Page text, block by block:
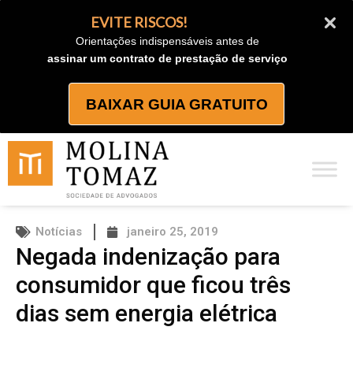
EVITE RISCOS!
Orientações indispensáveis antes de
assinar um contrato de prestação de serviço
BAIXAR GUIA GRATUITO
Notícias janeiro 25, 2019
Negada indenização para
consumidor que ficou três
dias sem energia elétrica